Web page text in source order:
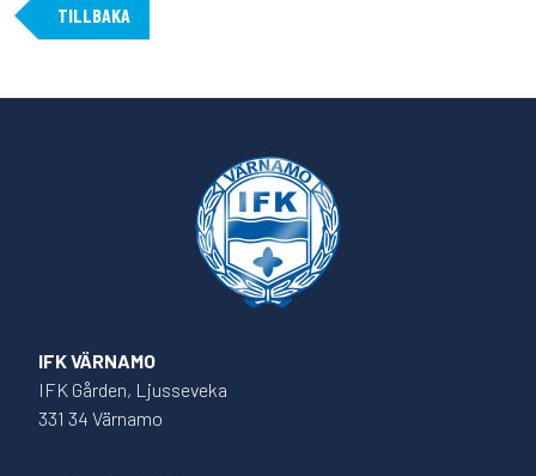
TILLBAKA
IFK VÄRNAMO
IFK Gården, Ljusseveka
331 34 Värnamo